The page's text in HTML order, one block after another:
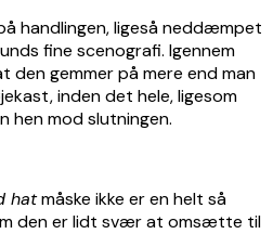
handlingen, ligeså neddæmpet
fine scenografi. Igennem
den gemmer på mere end man
inden det hele, ligesom
hen mod slutningen.
hatmåske ikke er en helt så
den er lidt svær at omsætte til